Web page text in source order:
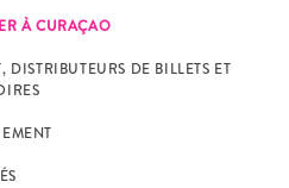
À CURAÇAO
DISTRIBUTEURS DE BILLETS ET
souhaitez enregistrer